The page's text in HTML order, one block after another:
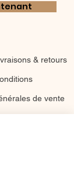
& retours
de vente